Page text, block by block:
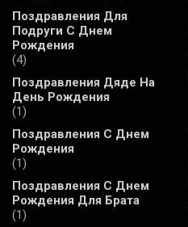
Поздравления Для
Подруги С Днем
Рождения
(4)
Поздравления Дяде На
День Рождения
(1)
Поздравления С Днем
Рождения
(1)
Поздравления С Днем
Рождения Для Брата
(1)